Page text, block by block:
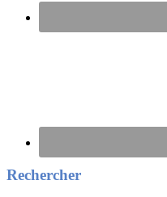
Rechercher